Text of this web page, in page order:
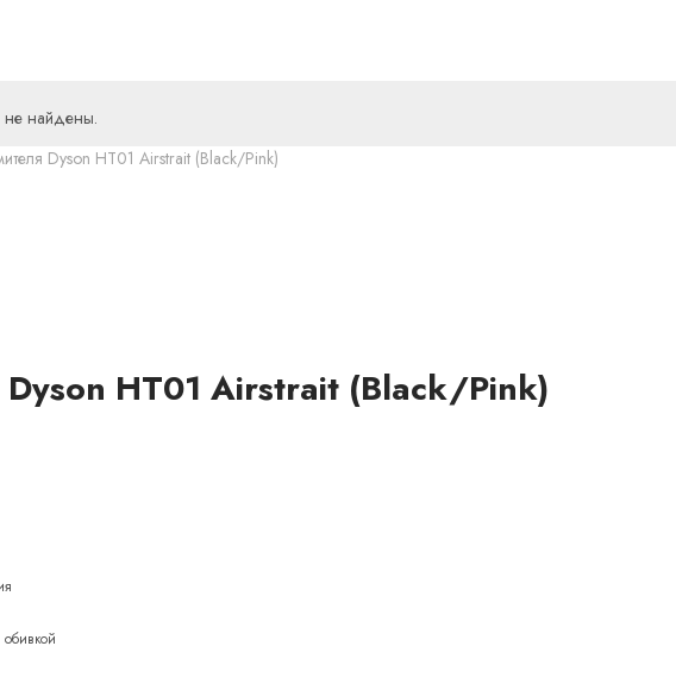
не найдены.
Dyson HT01 Airstrait (Black/Pink)
HT01 Airstrait (Black/Pink)